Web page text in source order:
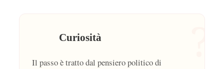
Curiosità
Il passo è tratto dal pensiero politico di